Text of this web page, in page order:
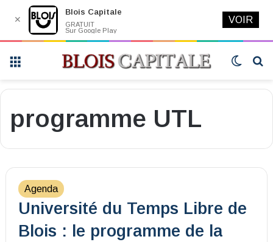
Switch
programme UTL
Agenda
Université du Temps Libre de
Blois : le programme de la
✕
Blois Capitale
GRATUIT
Sur Google Play
VOIR